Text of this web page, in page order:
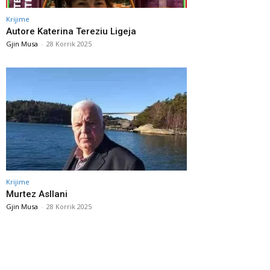
Krijime
Autore Katerina Tereziu Ligeja
Gjin Musa - 28 Korrik 2025
Krijime
Murtez Asllani
Gjin Musa - 28 Korrik 2025